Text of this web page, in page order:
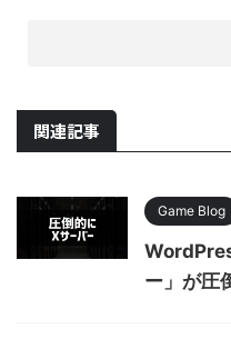
関連記事
Game Blog
ー」が圧